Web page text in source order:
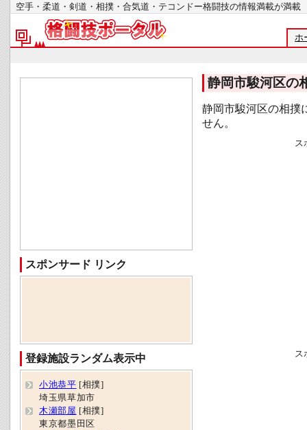
空手・柔道・剣道・相撲・合気道・テコンドー格闘技の情報満載が
ホ
静岡市駿河区の
静岡市駿河区の相撲
せん。
ス
ス
スポンサード リンク
登録施設ランダム表示中
小池恭平 [相撲]
埼玉県草加市
木瀬部屋 [相撲]
東京都墨田区